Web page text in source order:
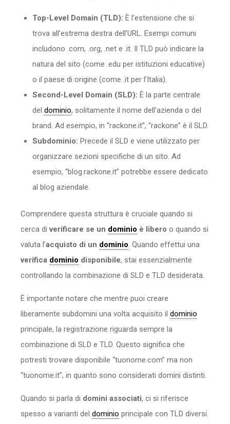
Top-Level Domain (TLD): È l’estensione che si
trova all’estrema destra dell’URL. Esempi comuni
includono .com, .org, .net e .it. Il TLD può indicare la
natura del sito (come .edu per istituzioni educative)
o il paese di origine (come .it per l’Italia).
Second-Level Domain (SLD): È la parte centrale
del dominio, solitamente il nome dell’azienda o del
brand. Ad esempio, in “rackone.it”, “rackone” è il SLD.
Subdominio: Precede il SLD e viene utilizzato per
organizzare sezioni specifiche di un sito. Ad
esempio, “blog.rackone.it” potrebbe essere dedicato
al blog aziendale.
Comprendere questa struttura è cruciale quando si
cerca diverificare se un dominio è libero o quando si
valuta l’acquisto di un dominio. Quando effettui una
verifica dominio disponibile, stai essenzialmente
controllando la combinazione di SLD e TLD desiderata.
È importante notare che mentre puoi creare
liberamente subdomini una volta acquisito il dominio
principale, la registrazione riguarda sempre la
combinazione di SLD e TLD. Questo significa che
potresti trovare disponibile “tuonome.com” ma non
“tuonome.it”, in quanto sono considerati domini distinti.
Quando si parla di domini associati, ci si riferisce
spesso a varianti del dominio principale con TLD diversi.